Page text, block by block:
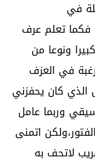
في
فكما تعلم عرف
ونوعا من
في العزف
كان يحفزني
وربما عامل
اتمنى
لاتحف به